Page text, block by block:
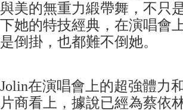
與美的無重力緞帶舞，不只
下她的特技經典，在演唱會
是倒掛，也都難不倒她。
Jolin在演唱會上的超強體力
片商看上，據說已經為蔡依